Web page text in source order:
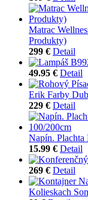
Matrac
Produkty)
299 € Detail
49.95 € Detail
Erik Farby
229 € Detail
Napín. Plachta
15.99 € Detail
269 € Detail
Kolieskach